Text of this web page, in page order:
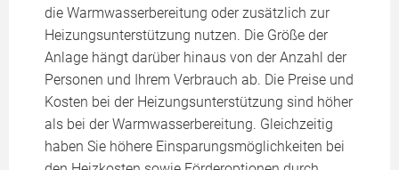
die Warmwasserbereitung oder zusätzlich zur
Heizungsunterstützung nutzen. Die Größe der
Anlage hängt darüber hinaus von der Anzahl der
Personen und Ihrem Verbrauch ab. Die Preise und
Kosten bei der Heizungsunterstützung sind höher
als bei der Warmwasserbereitung. Gleichzeitig
haben Sie höhere Einsparungsmöglichkeiten bei